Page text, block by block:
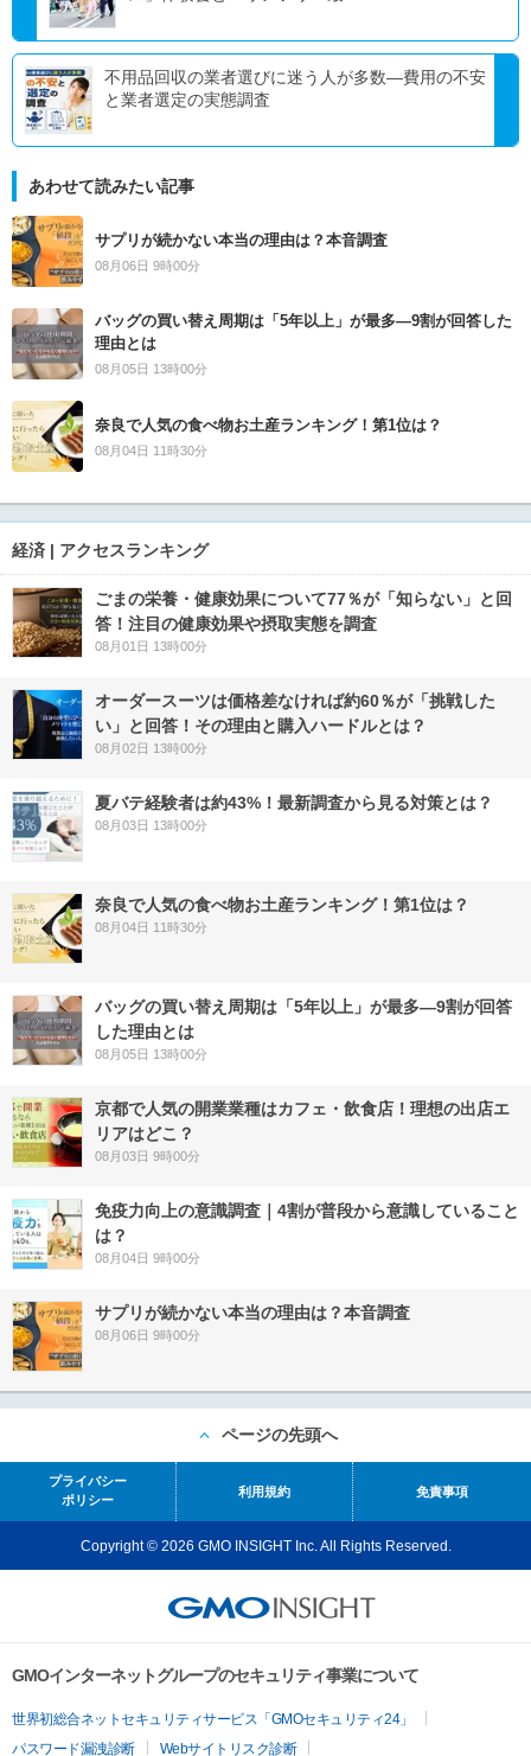
不用品回収の業者選びに迷う人が多数―費用の不安
と業者選定の実態調査
あわせて読みたい記事
サプリが続かない本当の理由は？本音調査
08月06日 9時00分
バッグの買い替え周期は「5年以上」が最多―9割が回答した
理由とは
08月05日 13時00分
奈良で人気の食べ物お土産ランキング！第1位は？
08月04日 11時30分
経済 | アクセスランキング
ごまの栄養・健康効果について77％が「知らない」と回
答！注目の健康効果や摂取実態を調査
08月01日 13時00分
オーダースーツは価格差なければ約60％が「挑戦した
い」と回答！その理由と購入ハードルとは？
08月02日 13時00分
夏バテ経験者は約43%！最新調査から見る対策とは？
08月03日 13時00分
奈良で人気の食べ物お土産ランキング！第1位は？
08月04日 11時30分
バッグの買い替え周期は「5年以上」が最多―9割が回答
した理由とは
08月05日 13時00分
京都で人気の開業業種はカフェ・飲食店！理想の出店エ
リアはどこ？
08月03日 9時00分
免疫力向上の意識調査｜4割が普段から意識していること
は？
08月04日 9時00分
サプリが続かない本当の理由は？本音調査
08月06日 9時00分
ページの先頭へ
プライバシー
ポリシー
利用規約 免責事項
Copyright © 2026 GMO INSIGHT Inc. All Rights Reserved.
GMOインターネットグループのセキュリティ事業について
世界初総合ネットセキュリティサービス「GMOセキュリティ24」
パスワード漏洩診断
Webサイトリスク診断